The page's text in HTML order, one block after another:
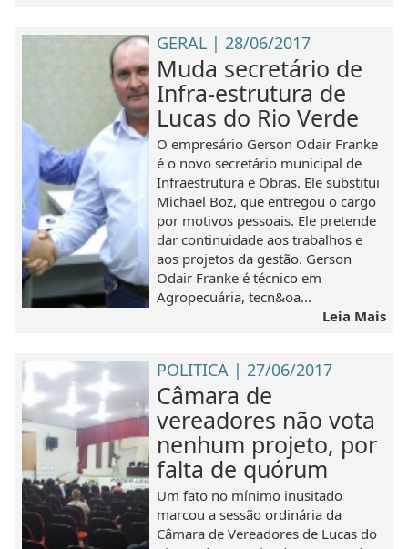
GERAL | 28/06/2017
Muda secretário de
Infra-estrutura de
Lucas do Rio Verde
O empresário Gerson Odair Franke
é o novo secretário municipal de
Infraestrutura e Obras. Ele substitui
Michael Boz, que entregou o cargo
por motivos pessoais. Ele pretende
dar continuidade aos trabalhos e
aos projetos da gestão. Gerson
Odair Franke é técnico em
Agropecuária, tecn&oa...
Leia Mais
POLITICA | 27/06/2017
Câmara de
vereadores não vota
nenhum projeto, por
falta de quórum
Um fato no mínimo inusitado
marcou a sessão ordinária da
Câmara de Vereadores de Lucas do